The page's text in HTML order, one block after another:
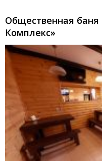
Общественная баня
Комплекс»